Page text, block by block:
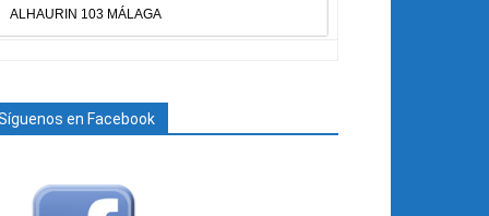
ALHAURIN 103 MÁLAGA
en Facebook